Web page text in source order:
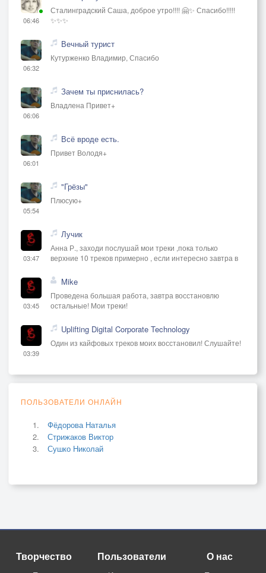
06:46
Сталинградский Саша, доброе утро!!!! 🤗✨ Спасибо!!!!!
✨✨✨
06:32
Вечный турист
Кутурженко Владимир, Спасибо
06:06
Зачем ты приснилась?
Владлена Привет+
06:01
Всё вроде есть.
Привет Володя+
05:54
"Грёзы"
Плюсую+
03:47
Лучик
Анна Р., заходи послушай мои треки ,пока только
верхние 10 треков примерно , если интересно завтра в
03:45
Mike
Проведена большая работа, завтра восстановлю
остальные! Мои треки!
03:39
Uplifting Digital Corporate Technology
Один из кайфовых треков моих восстановил! Слушайте!
ПОЛЬЗОВАТЕЛИ ОНЛАЙН
Фёдорова Наталья
Стрижаков Виктор
Сушко Николай
Творчество Пользователи О нас